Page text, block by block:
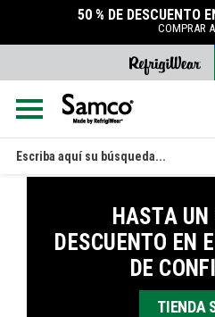
Buscar
en
HASTA
DESCUENTO EN
DE
TIENDA